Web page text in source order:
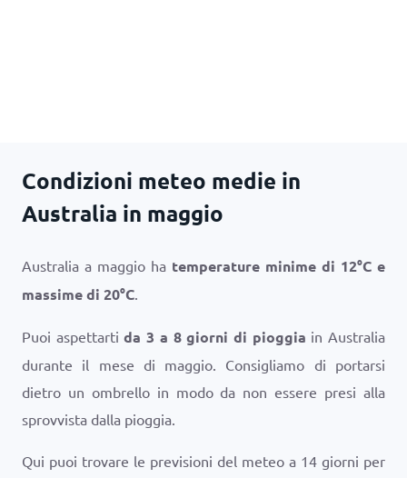
Condizioni meteo medie in
Australia in maggio
Australia a maggio ha temperature minime di 12°C e
massime di 20°C.
Puoi aspettartida 3 a 8 giorni di pioggia in Australia
durante il mese di maggio. Consigliamo di portarsi
dietro un ombrello in modo da non essere presi alla
sprovvista dalla pioggia.
Qui puoi trovare le previsioni del meteo a 14 giorni per